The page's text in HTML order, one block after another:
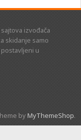
izvođača
skidanje samo
u
byMyThemeShop.